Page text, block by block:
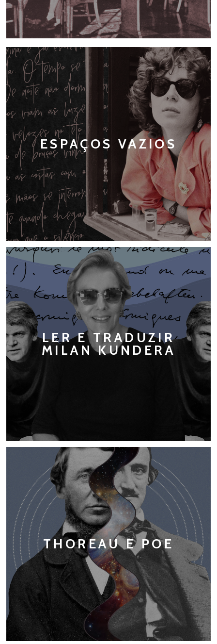
ESPAÇOS VAZIOS
LER E TRADUZIR
MILAN KUNDERA
THOREAU E POE